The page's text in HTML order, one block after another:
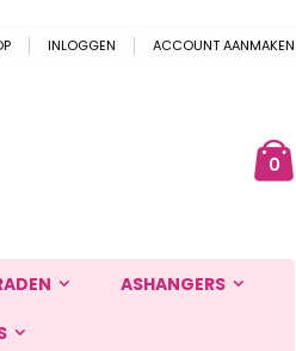
INLOGGEN ACCOUNT AANMAKEN
0
ASHANGERS